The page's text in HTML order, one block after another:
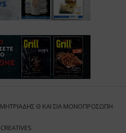
Θ ΚΑΙ ΣΙΑ ΜΟΝΟΠΡΟΣΩΠΗ